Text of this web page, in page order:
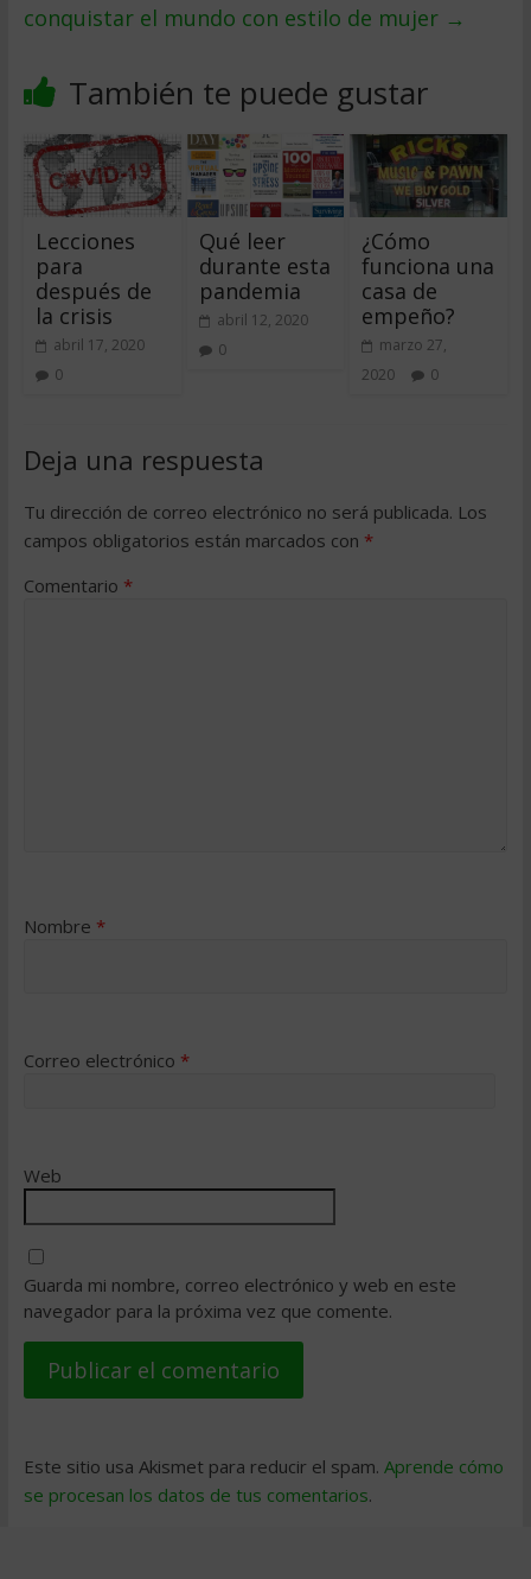
conquistar el mundo con estilo de mujer →
También te puede gustar
Lecciones
para
después de
la crisis
abril 17, 2020
0
Qué leer
durante esta
pandemia
abril 12, 2020
0
¿Cómo
funciona una
casa de
empeño?
marzo 27,
2020
0
Deja una respuesta
Tu dirección de correo electrónico no será publicada. Los
campos obligatorios están marcados con *
Comentario *
Nombre *
Correo electrónico *
Web
Guarda mi nombre, correo electrónico y web en este
navegador para la próxima vez que comente.
Este sitio usa Akismet para reducir el spam. Aprende cómo
se procesan los datos de tus comentarios.